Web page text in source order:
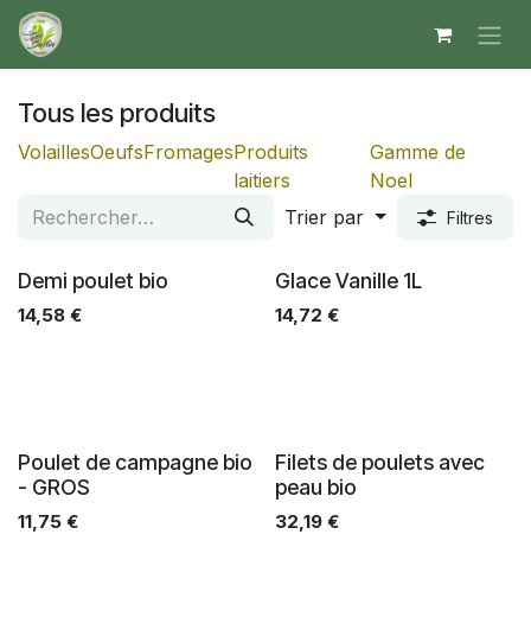
Se rendre au contenu
Tous les produits
VolaillesOeufsFromagesProduits
laitiers
Gamme de
Noel
Trier par
Filtres
Demi poulet bio
14,58 €
Glace Vanille 1L
14,72 €
Poulet de campagne bio
- GROS
11,75 €
Filets de poulets avec
peau bio
32,19€